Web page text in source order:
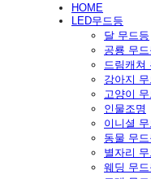
HOME
LED무드등
달 무드등
공룡 무드
드림캐쳐
강아지
고양이
인물조명
이니셜
동물 무드
별자리
웨딩 무드